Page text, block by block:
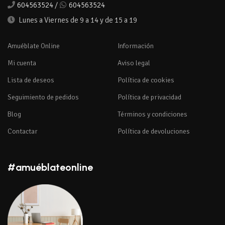
604563524 /
604563524
Lunes a Viernes de 9 a 14 y de 15 a 19
Amuéblate Online
Mi cuenta
Lista de deseos
Seguimiento de pedidos
Blog
Contactar
Información
Aviso legal
Política de cookies
Política de privacidad
Términos y condiciones
Política de devoluciones
#amuéblateonline